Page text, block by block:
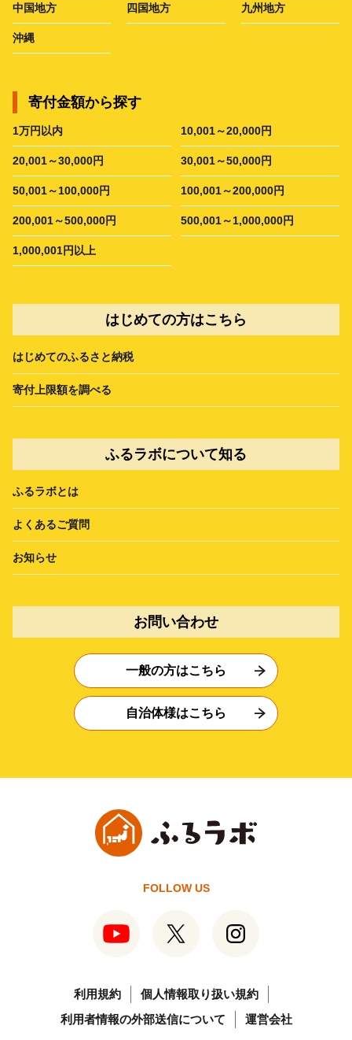
中国地方 四国地方 九州地方
沖縄
寄付金額から探す
1万円以内 10,001～20,000円
20,001～30,000円 30,001～50,000円
50,001～100,000円 100,001～200,000円
200,001～500,000円 500,001～1,000,000円
1,000,001円以上
はじめての方はこちら
はじめてのふるさと納税
寄付上限額を調べる
ふるラボについて知る
ふるラボとは
よくあるご質問
お知らせ
お問い合わせ
一般の方はこちら
自治体様はこちら
FOLLOW US
利用規約
個人情報取り扱い規約
利用者情報の外部送信について
運営会社